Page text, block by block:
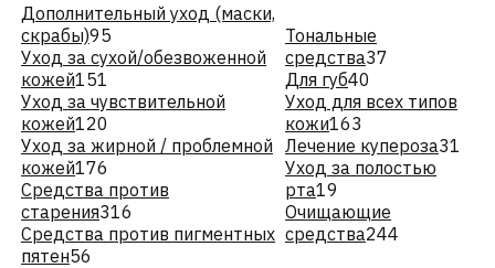
Дополнительный уход (маски,
скрабы)95
Уход за сухой/обезвоженной
кожей151
Уход за чувствительной
кожей120
Уход за жирной / проблемной
кожей176
Средства против
старения316
Средства против пигментных
пятен56
Тональные
средства37
Для губ40
Уход для всех типов
кожи163
Лечение купероза31
Уход за полостью
рта19
Очищающие
средства244